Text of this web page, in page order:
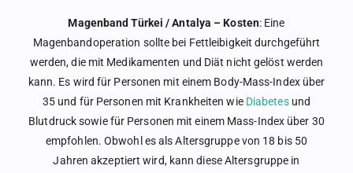
Magenband Türkei / Antalya – Kosten: Eine
Magenbandoperation sollte bei Fettleibigkeit durchgeführt
werden, die mit Medikamenten und Diät nicht gelöst werden
kann. Es wird für Personen mit einem Body-Mass-Index über
35 und für Personen mit Krankheiten wie Diabetesund
Blutdruck sowie für Personen mit einem Mass-Index über 30
empfohlen. Obwohl es als Altersgruppe von 18 bis 50
Jahren akzeptiert wird, kann diese Altersgruppe in